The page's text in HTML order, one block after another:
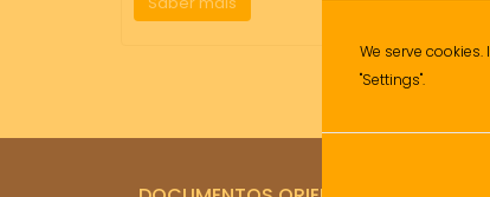
We serve
"Settings".